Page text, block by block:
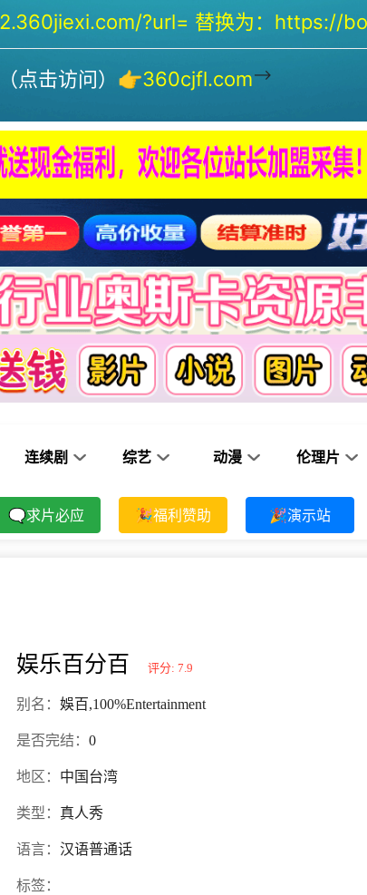
?url= 替换为：https://
点击访问）👉360cjfl.com-->
连续剧 综艺 动漫 伦理片
🗨求片必应 🎉福利赞助 🎉演示站
娱乐百分百 评分: 7.9
别名： 娛百,100%Entertainment
是否完结： 0
地区： 中国台湾
类型： 真人秀
语言： 汉语普通话
标签：